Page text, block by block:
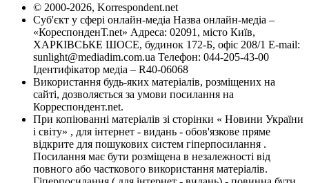
© 2000-2026, Korrespondent.net
Суб'єкт у сфері онлайн-медіа Назва онлайн-медіа –
«КореспонденТ.net» Адреса: 02091, місто Київ,
ХАРКІВСЬКЕ ШОСЕ, будинок 172-Б, офіс 208/1 E-mail:
sunlight@mediadim.com.ua Телефон: 044-205-43-00
Ідентифікатор медіа – R40-06068
Використання будь-яких матеріалів, розміщених на
сайті, дозволяється за умови посилання на
Корреспондент.net.
При копіюванні матеріалів зі сторінки « Новини України
і світу» , для інтернет - видань - обов'язкове пряме
відкрите для пошукових систем гіперпосилання .
Посилання має бути розміщена в незалежності від
повного або часткового використання матеріалів.